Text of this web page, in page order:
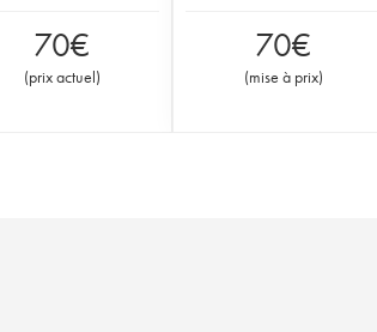
70€
(prix actuel)
70€
(mise à prix)